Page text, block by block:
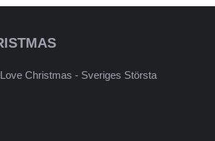
Christmas - Sveriges Största